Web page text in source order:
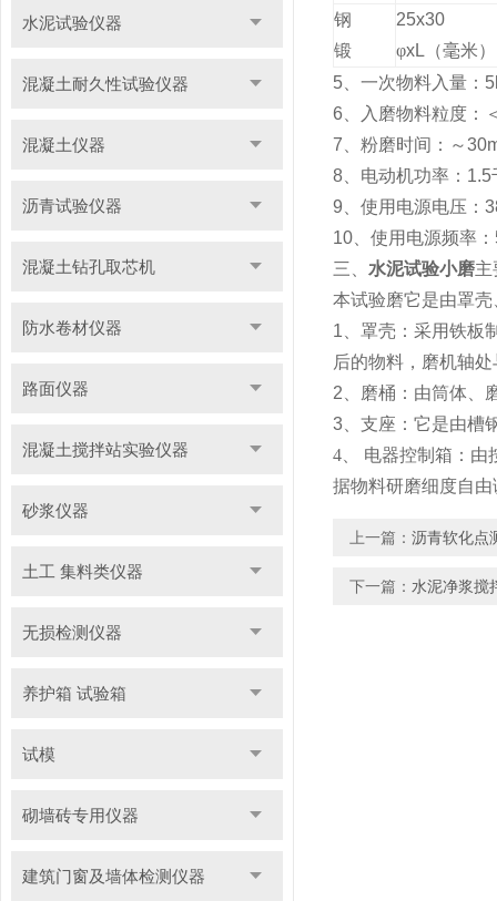
水泥试验仪器
混凝土耐久性试验仪器
混凝土仪器
沥青试验仪器
混凝土钻孔取芯机
防水卷材仪器
路面仪器
混凝土搅拌站实验仪器
砂浆仪器
土工 集料类仪器
无损检测仪器
养护箱 试验箱
试模
砌墙砖专用仪器
建筑门窗及墙体检测仪器
钢
锻
25x30
φxL （毫米）
5 、一次物料入量：
6 、入磨物料粒度：
7 、粉磨时间：～
8 、电动机功率： 1.5
9 、使用电源电压：
10 、使用电源频率：
三、 水泥试验小磨主
本试验磨它是由罩
1 、罩壳：采用铁
后的物料，磨机轴
2 、磨桶：由筒体
3 、支座：它是由
4
电器控制箱：由
据物料研磨细度自
上一篇： 沥青软化点
下一篇： 水泥净浆搅